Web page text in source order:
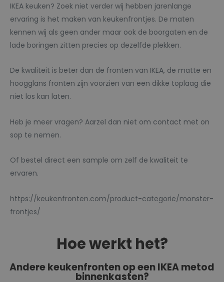
IKEA keuken? Zoek niet verder wij hebben jarenlange
ervaring is het maken van keukenfrontjes. De maten
kennen wij als geen ander maar ook de boorgaten en de
lade boringen zitten precies op dezelfde plekken.
De kwaliteit is beter dan de fronten van IKEA, de matte en
hoogglans fronten zijn voorzien van een dikke toplaag die
niet los kan laten.
Heb je meer vragen? Aarzel dan niet om contact met on
sop te nemen.
Of bestel direct een sample om zelf de kwaliteit te
ervaren.
https://keukenfronten.com/product-categorie/monster-
frontjes/
Hoe werkt het?
Andere keukenfronten op een IKEA metod
binnenkasten?